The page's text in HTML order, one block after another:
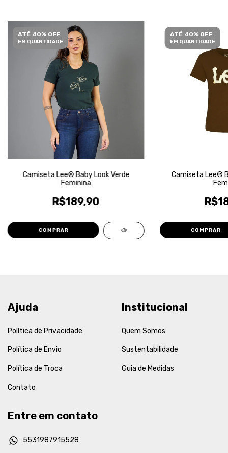
ATÉ 40% OFF
EM QUANTIDADE
Camiseta Lee® Baby Look Verde
Feminina
R$189,90
COMPRAR
ATÉ 40% OFF
EM QUANTIDADE
Camiseta Lee®
COMPRAR
Ajuda
Política de Privacidade
Política de Envio
Política de Troca
Contato
Institucional
Quem Somos
Sustentabilidade
Guia de Medidas
Entre em contato
5531987915528